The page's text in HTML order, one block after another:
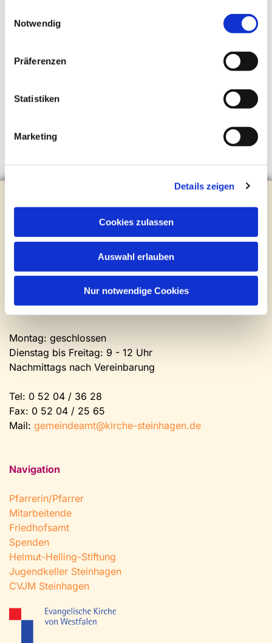
Notwendig
Präferenzen
Statistiken
Marketing
Details zeigen
Cookies zulassen
Auswahl erlauben
Nur notwendige Cookies
Brockhagener Straße 28 | 33803 Steinhagen
0 52 04 / 36 28
Mail:gemeindeamt@kirche-steinhagen.de
Newsletter abonnieren
Kontakt und Öffnungszeiten
Gemeinde- und Friedhofsamt
Montag: geschlossen
Dienstag bis Freitag: 9 - 12 Uhr
Nachmittags nach Vereinbarung
Tel: 0 52 04 / 36 28
Fax: 0 52 04 / 25 65
Mail: gemeindeamt@kirche-steinhagen.de
Navigation
Pfarrerin/Pfarrer
Mitarbeitende
Friedhofsamt
Spenden
Helmut-Helling-Stiftung
Jugendkeller Steinhagen
CVJM Steinhagen